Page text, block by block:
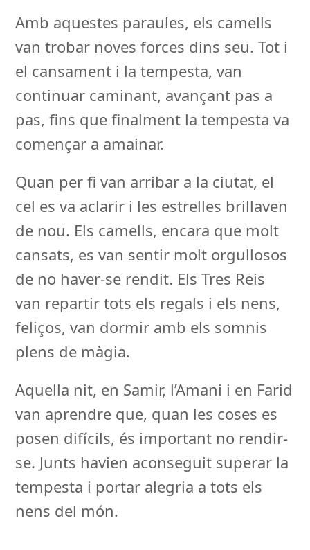
Amb aquestes paraules, els camells
van trobar noves forces dins seu. Tot i
el cansament i la tempesta, van
continuar caminant, avançant pas a
pas, fins que finalment la tempesta va
començar a amainar.
Quan per fi van arribar a la ciutat, el
cel es va aclarir i les estrelles brillaven
de nou. Els camells, encara que molt
cansats, es van sentir molt orgullosos
de no haver-se rendit. Els Tres Reis
van repartir tots els regals i els nens,
feliços, van dormir amb els somnis
plens de màgia.
Aquella nit, en Samir, l’Amani i en Farid
van aprendre que, quan les coses es
posen difícils, és important no rendir-
se. Junts havien aconseguit superar la
tempesta i portar alegria a tots els
nens del món.